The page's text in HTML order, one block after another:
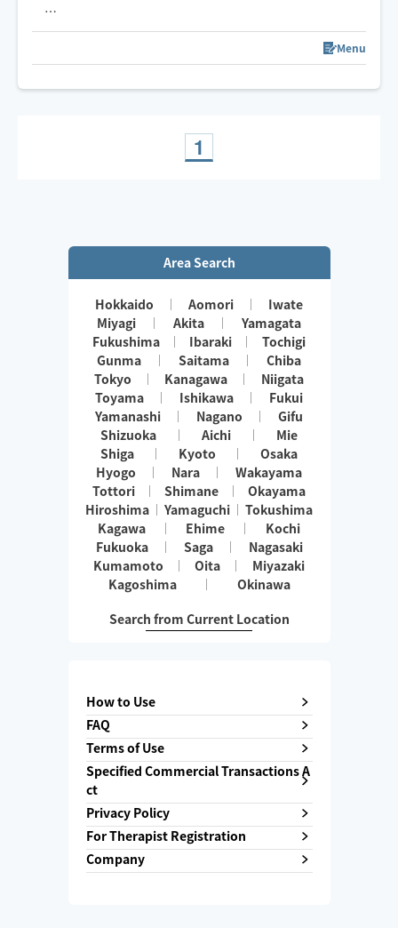
お客様の日頃のお疲れに
心がけております☺️
ご予約前メッセージを通して
お気軽に日時をご相談ください🐑🤍
Menu
1
Area Search
Hokkaido Aomori
Iwate
Miyagi
Akita
Yamagata
Fukushima
Ibaraki
Tochigi
Gunma
Saitama
Chiba
Tokyo
Kanagawa
Niigata
Toyama
Ishikawa
Fukui
Yamanashi
Nagano
Gifu
Shizuoka
Aichi
Mie
Shiga
Kyoto
Osaka
Hyogo
Nara
Wakayama
Tottori
Shimane
Okayama
Hiroshima
Yamaguchi
Tokushima
Kagawa
Ehime
Kochi
Fukuoka
Saga
Nagasaki
Kumamoto
Oita
Miyazaki
Kagoshima
Okinawa
Search from Current Location
How to Use
FAQ
Terms of Use
Specified Commercial Transactions A
ct
Privacy Policy
For Therapist Registration
Company